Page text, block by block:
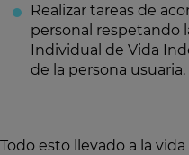
Realizar tareas de
personal respetando
Individual de Vida
de la persona usuaria.
Todo esto llevado a la